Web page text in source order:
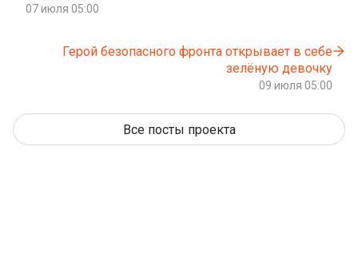
07 июля 05:00
Герой безопасного фронта открывает в себе
зелёную девочку
09 июля 05:00
Все посты проекта